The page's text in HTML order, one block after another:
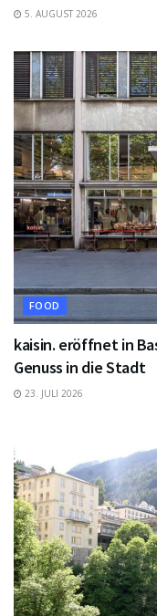
5. AUGUST 2026
FOOD
kaisin. eröffnet in
Genuss in die Stadt
23. JULI 2026